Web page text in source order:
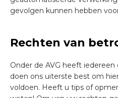
gevolgen kunnen hebben
Rechten van
Onder de AVG heeft
doen ons uiterste best om
voldoen. Heeft u tips of